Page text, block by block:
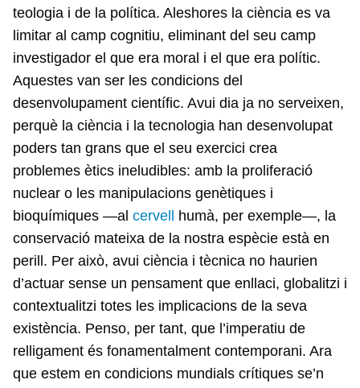
teologia i de la política. Aleshores la ciència es va
limitar al camp cognitiu, eliminant del seu camp
investigador el que era moral i el que era polític.
Aquestes van ser les condicions del
desenvolupament científic. Avui dia ja no serveixen,
perquè la ciència i la tecnologia han desenvolupat
poders tan grans que el seu exercici crea
problemes ètics ineludibles: amb la proliferació
nuclear o les manipulacions genètiques i
bioquímiques —al cervell
humà, per exemple—, la
conservació mateixa de la nostra espècie està en
perill. Per això, avui ciència i tècnica no haurien
d’actuar sense un pensament que enllaci, globalitzi i
contextualitzi totes les implicacions de la seva
existència. Penso, per tant, que l’imperatiu de
relligament és fonamentalment contemporani. Ara
que estem en condicions mundials crítiques se’n